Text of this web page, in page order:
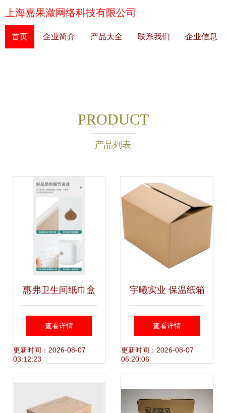
上海嘉果潋网络科技有限公司
首页 企业简介 产品大全 联系我们 企业信息
PRODUCT
产品列表
惠弗卫生间纸巾盒
免打孔设计让收纳
更简洁、生活更高
查看详情
更新时间：2026-08-07
03:12:23
宇曦实业 保温纸箱
引领绿色包装新潮
流，开启免胶带时
查看详情
更新时间：2026-08-07
06:20:06